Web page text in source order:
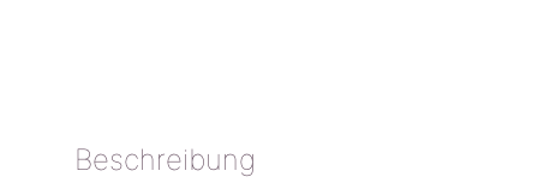
Beschreibung